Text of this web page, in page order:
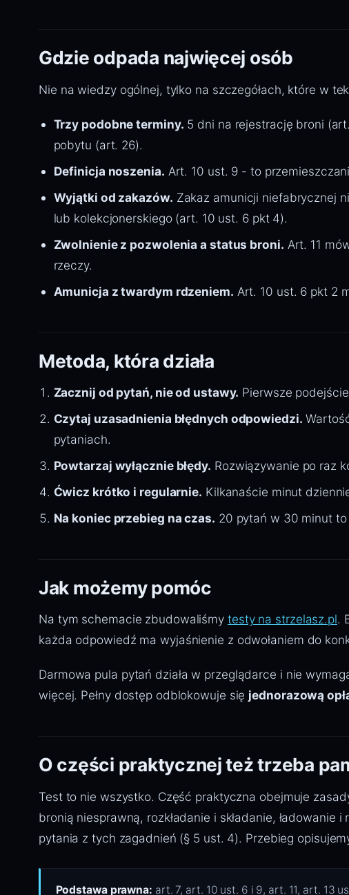
Gdzie odpada najwięcej osób
Nie na wiedzy ogólnej, tylko na szczegółach, które w
Trzy podobne terminy. 5 dni na rejestrację broni
pobytu (art. 26).
Definicja noszenia. Art. 10 ust. 9 - to
Wyjątki od zakazów. Zakaz amunicji niefabrycznej
lub kolekcjonerskiego (art. 10 ust. 6 pkt 4).
Zwolnienie z pozwolenia a status broni. Art. 11
rzeczy.
Amunicja z twardym rdzeniem. Art. 10 ust. 6 pkt 2
Metoda, która działa
Zacznij od pytań, nie od ustawy. Pierwsze
Czytaj uzasadnienia błędnych odpowiedzi.
pytaniach.
Powtarzaj wyłącznie błędy. Rozwiązywanie po raz
Ćwicz krótko i regularnie. Kilkanaście minut
Na koniec przebieg na czas. 20 pytań w 30 minut
Jak możemy pomóc
Na tym schemacie zbudowaliśmy testy na strzelasz.pl.
każda odpowiedź ma wyjaśnienie z odwołaniem do
Darmowa pula pytań działa w przeglądarce i nie
więcej. Pełny dostęp odblokowuje się jednorazową
O części praktycznej też trzeba
Test to nie wszystko. Część praktyczna obejmuje
bronią niesprawną, rozkładanie i składanie,
pytania z tych zagadnień (§ 5 ust. 4). Przebieg
Podstawa prawna: art. 7, art. 10 ust. 6 i 9, art. 11, art. 13